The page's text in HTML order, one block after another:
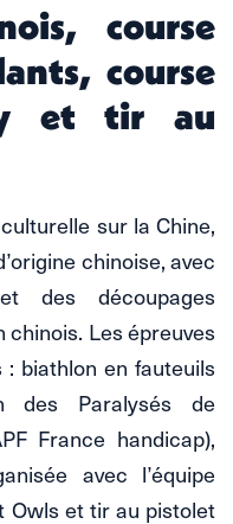
course
course
et tir au
sur la Chine,
chinoise, avec
des découpages
Les épreuves
biathlon en fauteuils
des Paralysés de
France handicap),
avec l’équipe
Owls et tir au pistolet